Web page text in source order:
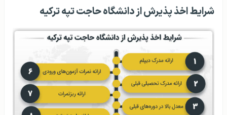
شرایط اخذ پذیرش از دانشگاه حاجت تپه ترکیه